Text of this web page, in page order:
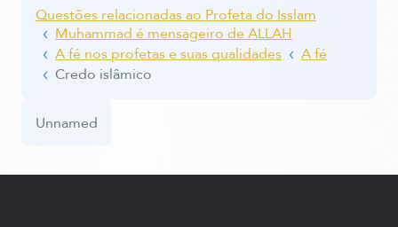
Questões relacionadas ao Profeta do Isslam
Muhammad é mensageiro de ALLAH
A fé nos profetas e suas qualidades A fé
Credo islâmico
Unnamed